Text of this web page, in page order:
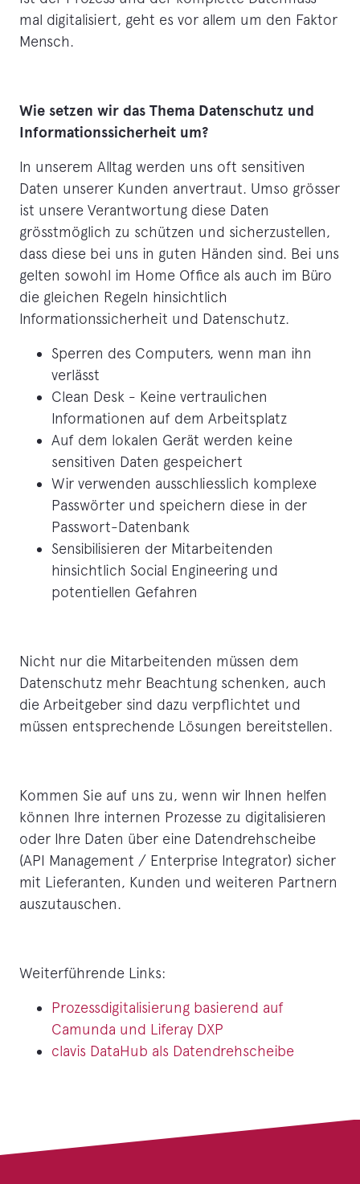
mal digitalisiert, geht es vor allem um den Faktor
Mensch.
Wie setzen wir das Thema Datenschutz und
Informationssicherheit um?
In unserem Alltag werden uns oft sensitiven
Daten unserer Kunden anvertraut. Umso grösser
ist unsere Verantwortung diese Daten
grösstmöglich zu schützen und sicherzustellen,
dass diese bei uns in guten Händen sind. Bei uns
gelten sowohl im Home Office als auch im Büro
die gleichen Regeln hinsichtlich
Informationssicherheit und Datenschutz.
Sperren des Computers, wenn man ihn
verlässt
Clean Desk - Keine vertraulichen
Informationen auf dem Arbeitsplatz
Auf dem lokalen Gerät werden keine
sensitiven Daten gespeichert
Wir verwenden ausschliesslich komplexe
Passwörter und speichern diese in der
Passwort-Datenbank
Sensibilisieren der Mitarbeitenden
hinsichtlich Social Engineering und
potentiellen Gefahren
Nicht nur die Mitarbeitenden müssen dem
Datenschutz mehr Beachtung schenken, auch
die Arbeitgeber sind dazu verpflichtet und
müssen entsprechende Lösungen bereitstellen.
Kommen Sie auf uns zu, wenn wir Ihnen helfen
können Ihre internen Prozesse zu digitalisieren
oder Ihre Daten über eine Datendrehscheibe
(API Management / Enterprise Integrator) sicher
mit Lieferanten, Kunden und weiteren Partnern
auszutauschen.
Weiterführende Links:
Prozessdigitalisierung basierend auf
Camunda und Liferay DXP
clavis DataHub als Datendrehscheibe